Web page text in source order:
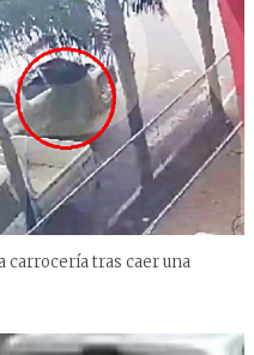
carrocería tras caer una